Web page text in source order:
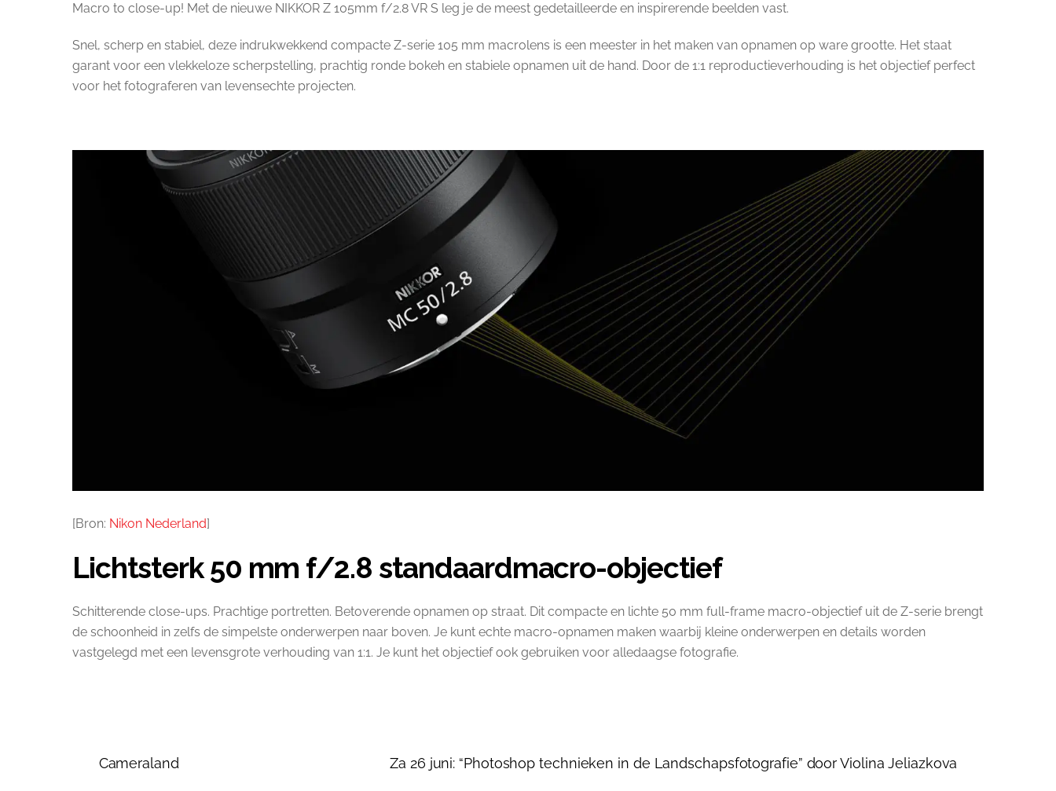
Macro to close-up! Met de nieuwe NIKKOR Z 105mm f/2.8 VR S leg je de meest gedetailleerde en inspirerende beelden vast.
Snel, scherp en stabiel, deze indrukwekkend compacte Z-serie 105 mm macrolens is een meester in het maken van opnamen op ware grootte. Het staat
garant voor een vlekkeloze scherpstelling, prachtig ronde bokeh en stabiele opnamen uit de hand. Door de 1:1 reproductieverhouding is het objectief perfect
voor het fotograferen van levensechte projecten.
[Bron: Nikon Nederland]
Lichtsterk 50 mm f/2.8 standaardmacro-objectief
Schitterende close-ups. Prachtige portretten. Betoverende opnamen op straat. Dit compacte en lichte 50 mm full-frame macro-objectief uit de Z-serie brengt
de schoonheid in zelfs de simpelste onderwerpen naar boven. Je kunt echte macro-opnamen maken waarbij kleine onderwerpen en details worden
vastgelegd met een levensgrote verhouding van 1:1. Je kunt het objectief ook gebruiken voor alledaagse fotografie.
Cameraland Za 26 juni: “Photoshop technieken in de Landschapsfotografie” door Violina Jeliazkova